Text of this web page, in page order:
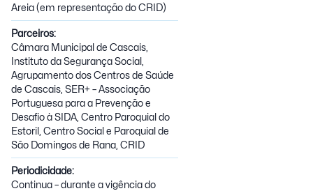
Areia (em representação do CRID)
Parceiros:
Câmara Municipal de Cascais,
Instituto da Segurança Social,
Agrupamento dos Centros de Saúde
de Cascais, SER+ – Associação
Portuguesa para a Prevenção e
Desafio à SIDA, Centro Paroquial do
Estoril, Centro Social e Paroquial de
São Domingos de Rana, CRID
Periodicidade:
Continua – durante a vigência do